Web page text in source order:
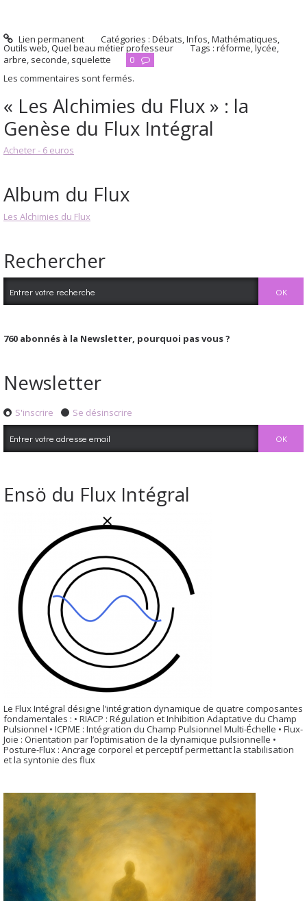
Lien permanent Catégories :Débats,Infos,Mathématiques,
Outils web,Quel beau métier professeur Tags : réforme,lycée,
arbre, seconde, squelette
0
Les commentaires sont fermés.
« Les Alchimies du Flux » : la
Genèse du Flux Intégral
Acheter - 6 euros
Album du Flux
Les Alchimies du Flux
Rechercher
760 abonnés à la Newsletter, pourquoi pas vous ?
Newsletter
S'inscrire Se désinscrire
Ensö du Flux Intégral
Le Flux Intégral désigne l’intégration dynamique de quatre composantes
fondamentales : • RIACP : Régulation et Inhibition Adaptative du Champ
Pulsionnel • ICPME : Intégration du Champ Pulsionnel Multi-Échelle • Flux-
Joie : Orientation par l’optimisation de la dynamique pulsionnelle •
Posture-Flux : Ancrage corporel et perceptif permettant la stabilisation
et la syntonie des flux